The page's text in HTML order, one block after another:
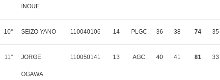
INOUE
10° SEIZO YANO 110040106 14 PLGC 36 38 74 35
11° JORGE
OGAWA
110050141 13 AGC 40 41 81 33